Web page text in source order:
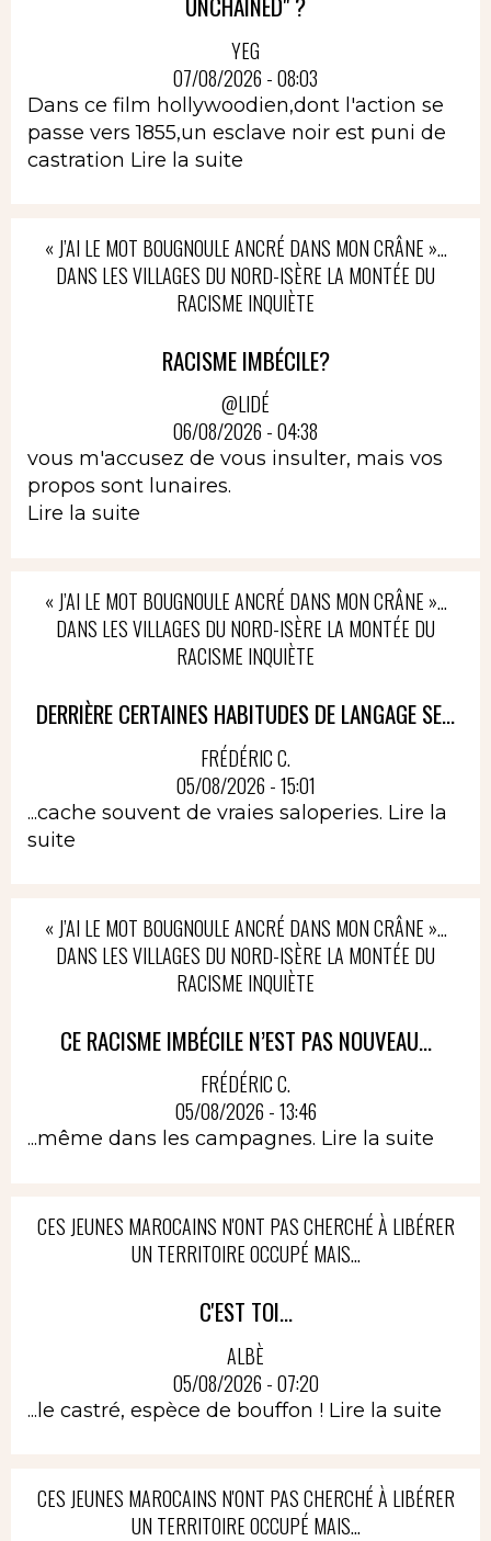
YEG
07/08/2026 - 08:03
Dans ce film hollywoodien,dont l'action se
passe vers 1855,un esclave noir est puni de
castration Lire la suite
« J’AI LE MOT BOUGNOULE ANCRÉ DANS MON CRÂNE »…
DANS LES VILLAGES DU NORD-ISÈRE LA MONTÉE DU
RACISME INQUIÈTE
RACISME IMBÉCILE?
@LIDÉ
06/08/2026 - 04:38
vous m'accusez de vous insulter, mais vos
propos sont lunaires.
Lire la suite
« J’AI LE MOT BOUGNOULE ANCRÉ DANS MON CRÂNE »…
DANS LES VILLAGES DU NORD-ISÈRE LA MONTÉE DU
RACISME INQUIÈTE
DERRIÈRE CERTAINES HABITUDES DE LANGAGE SE...
FRÉDÉRIC C.
05/08/2026 - 15:01
...cache souvent de vraies saloperies. Lire la
suite
« J’AI LE MOT BOUGNOULE ANCRÉ DANS MON CRÂNE »…
DANS LES VILLAGES DU NORD-ISÈRE LA MONTÉE DU
RACISME INQUIÈTE
CE RACISME IMBÉCILE N’EST PAS NOUVEAU...
FRÉDÉRIC C.
05/08/2026 - 13:46
...même dans les campagnes. Lire la suite
CES JEUNES MAROCAINS N'ONT PAS CHERCHÉ À LIBÉRER
UN TERRITOIRE OCCUPÉ MAIS...
C'EST TOI...
ALBÈ
05/08/2026 - 07:20
...le castré, espèce de bouffon ! Lire la suite
CES JEUNES MAROCAINS N'ONT PAS CHERCHÉ À LIBÉRER
UN TERRITOIRE OCCUPÉ MAIS...